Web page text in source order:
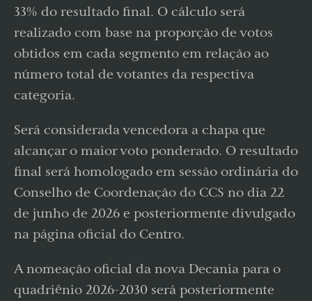
33% do resultado final. O cálculo será
realizado com base na proporção de votos
obtidos em cada segmento em relação ao
número total de votantes da respectiva
categoria.
Será considerada vencedora a chapa que
alcançar o maior voto ponderado. O resultado
final será homologado em sessão ordinária do
Conselho de Coordenação do CCS no dia 22
de junho de 2026 e posteriormente divulgado
na página oficial do Centro.
A nomeação oficial da nova Decania para o
quadriênio 2026-2030 será posteriormente